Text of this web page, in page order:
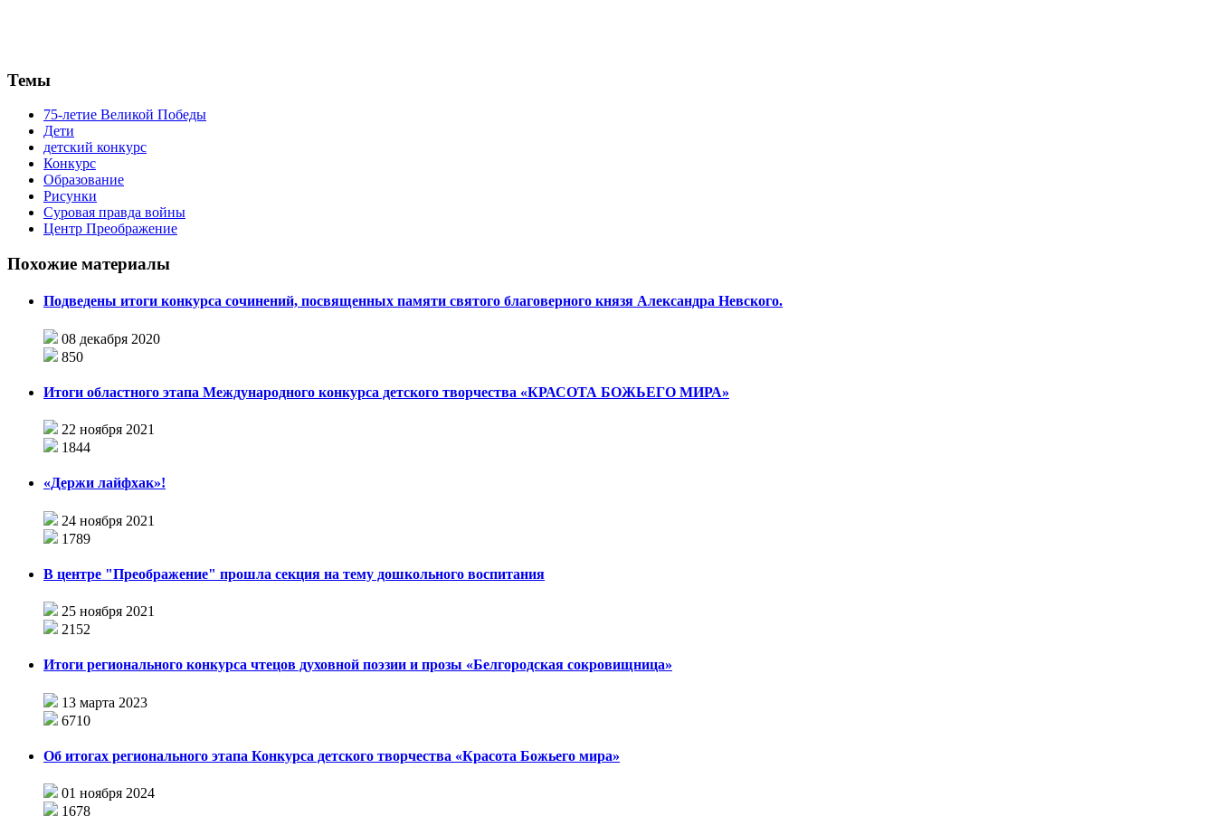
Темы
75-летие Великой Победы
Дети
детский конкурс
Конкурс
Образование
Рисунки
Суровая правда войны
Центр Преображение
Похожие материалы
Подведены итоги конкурса сочинений, посвященных памяти святого благоверного князя Александра Невского.
08 декабря 2020
850
Итоги областного этапа Международного конкурса детского творчества «КРАСОТА БОЖЬЕГО МИРА»
22 ноября 2021
1844
«Держи лайфхак»!
24 ноября 2021
1789
В центре "Преображение" прошла секция на тему дошкольного воспитания
25 ноября 2021
2152
Итоги регионального конкурса чтецов духовной поэзии и прозы «Белгородская сокровищница»
13 марта 2023
6710
Об итогах регионального этапа Конкурса детского творчества «Красота Божьего мира»
01 ноября 2024
1678